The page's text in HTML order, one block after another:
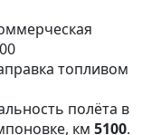
топливом
полёта в
км 5100.